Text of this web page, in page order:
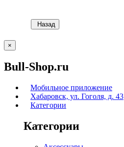
Назад
×
Bull-Shop.ru
Мобильное приложение
Хабаровск, ул. Гоголя, д. 43
Категории
Категории